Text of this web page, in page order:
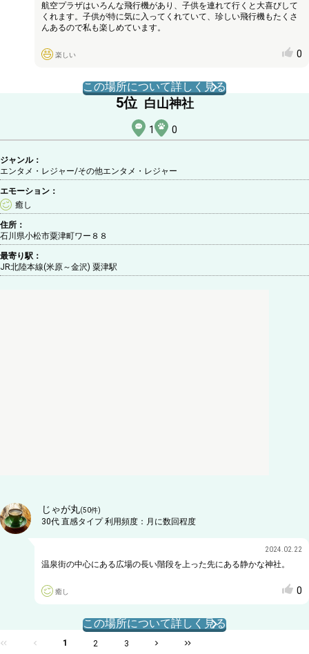
航空プラザはいろんな飛行機があり、子供を連れて行くと大喜びして
くれます。子供が特に気に入ってくれていて、珍しい飛行機もたくさ
んあるので私も楽しめています。
楽しい 0
この場所について詳しく見る
5位 白山神社
1 0
ジャンル：
エンタメ・レジャー/その他エンタメ・レジャー
エモーション：
癒し
住所：
石川県小松市粟津町ワー８８
最寄り駅：
JR北陸本線(米原～金沢) 粟津駅
じゃが丸(50件)
30代 直感タイプ利用頻度： 月に数回程度
2024.02.22
温泉街の中心にある広場の長い階段を上った先にある静かな神社。
癒し 0
この場所について詳しく見る
1 2 3